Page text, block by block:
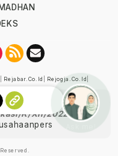
Rejabar.co.id Rejogja.co.id
Dewan Pers
K/XII/2022